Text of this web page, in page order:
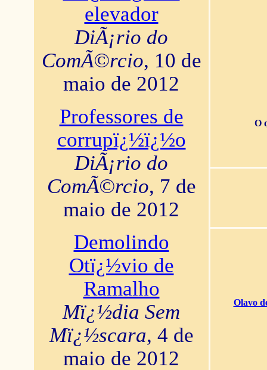
elevador
DiÃ¡rio do
ComÃ©rcio, 10 de
maio de 2012
Professores de
corrupï¿½ï¿½o
DiÃ¡rio do
ComÃ©rcio, 7 de
maio de 2012
Demolindo
Otï¿½vio de
Ramalho
Mï¿½dia Sem
Mï¿½scara, 4 de
maio de 2012
O
Olavo